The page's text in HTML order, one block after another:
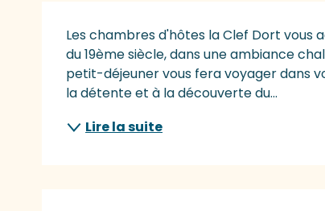
Description
Les chambres d'hôtes la Clef Dort vous
du 19ème siècle, dans une ambiance
petit-déjeuner vous fera voyager dans
la détente et à la découverte du...
Lire la suite